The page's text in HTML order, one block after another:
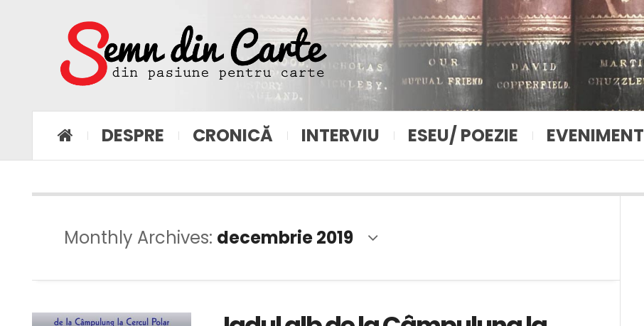
DESPRE CRONICĂ INTERVIU ESEU/ POEZIE EVENIMENT
Monthly Archives: decembrie 2019